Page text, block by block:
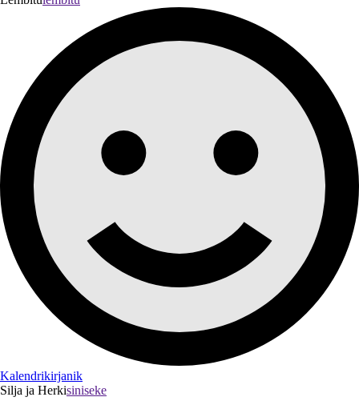
Kalendrikirjanik
Silja ja Herkisiniseke